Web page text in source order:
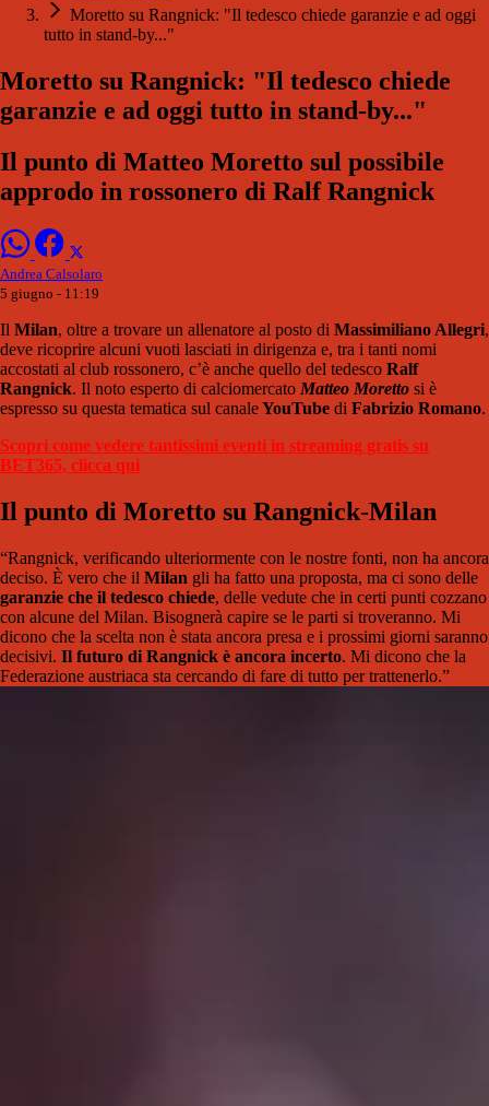
Moretto su Rangnick: "Il tedesco chiede garanzie e ad oggi
tutto in stand-by..."
Moretto su Rangnick: "Il tedesco chiede
garanzie e ad oggi tutto in stand-by..."
Il punto di Matteo Moretto sul possibile
approdo in rossonero di Ralf Rangnick
Andrea Calsolaro
5 giugno - 11:19
Il Milan, oltre a trovare un allenatore al posto di Massimiliano Allegri,
deve ricoprire alcuni vuoti lasciati in dirigenza e, tra i tanti nomi
accostati al club rossonero, c’è anche quello del tedesco Ralf
Rangnick. Il noto esperto di calciomercato Matteo Moretto si è
espresso su questa tematica sul canaleYouTube di Fabrizio Romano.
Scopri come vedere tantissimi eventi in streaming gratis su
BET365, clicca qui
Il punto di Moretto su Rangnick-Milan
“Rangnick, verificando ulteriormente con le nostre fonti, non ha ancora
deciso. È vero che il Milan gli ha fatto una proposta, ma ci sono delle
garanzie che il tedesco chiede, delle vedute che in certi punti cozzano
con alcune del Milan. Bisognerà capire se le parti si troveranno. Mi
dicono che la scelta non è stata ancora presa e i prossimi giorni saranno
decisivi. Il futuro di Rangnick è ancora incerto. Mi dicono che la
Federazione austriaca sta cercando di fare di tutto per trattenerlo.”